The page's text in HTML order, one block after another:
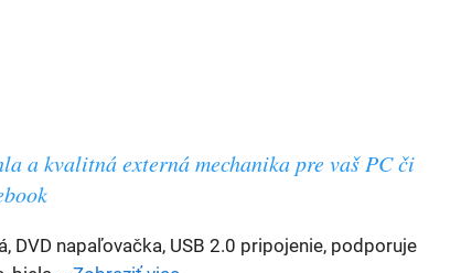
a kvalitná externá mechanika pre vaš PC či
DVD napaľovačka, USB 2.0 pripojenie, podporuje